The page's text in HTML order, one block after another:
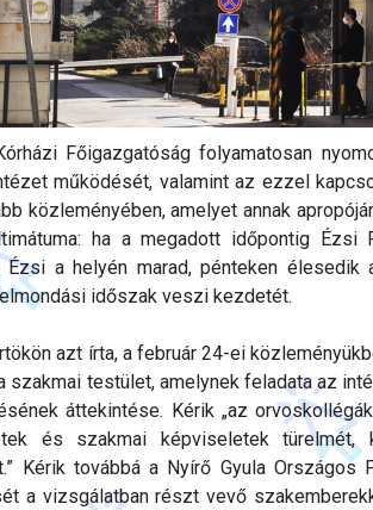
Főigazgatóság folyamatosan
működését, valamint az ezzel
közleményében, amelyet annak
ha a megadott időpontig
Ézsi a helyén marad, pénteken
időszak veszi kezdetét.
azt írta, a február 24-ei
szakmai testület, amelynek feladata az
áttekintése. Kérik „az
és szakmai képviseletek
Kérik továbbá a Nyírő Gyula
a vizsgálatban részt vevő